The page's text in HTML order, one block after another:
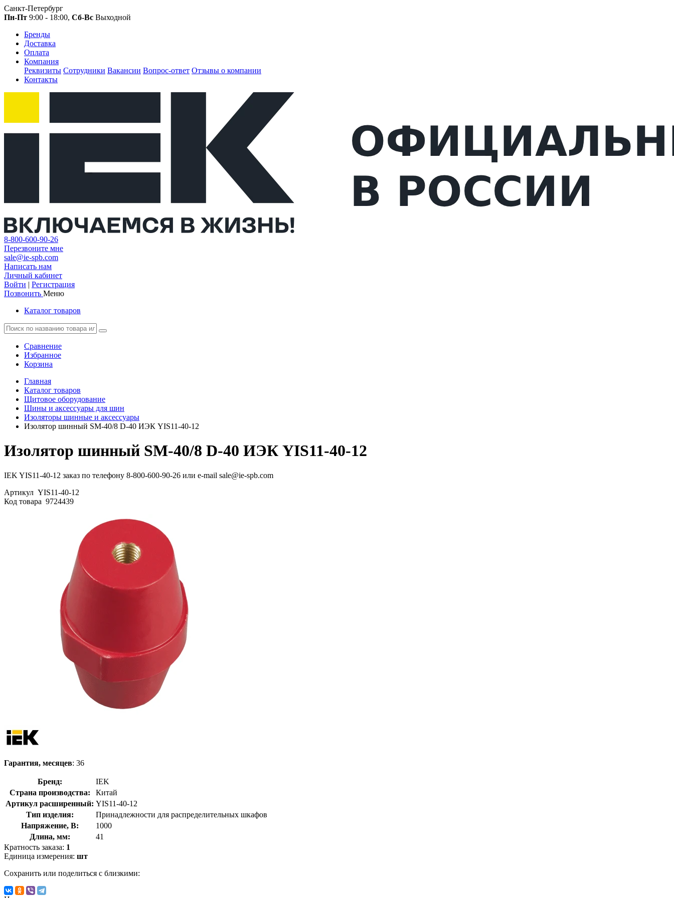
Санкт-Петербург
Пн-Пт 9:00 - 18:00, Сб-Вс Выходной
Бренды
Доставка
Оплата
Компания
Реквизиты Сотрудники Вакансии Вопрос-ответ Отзывы о компании
Контакты
8-800-600-90-26
Перезвоните мне
sale@ie-spb.com
Написать нам
Личный кабинет
Войти | Регистрация
Позвонить Меню
Каталог товаров
Сравнение
Избранное
Корзина
Главная
Каталог товаров
Щитовое оборудование
Шины и аксессуары для шин
Изоляторы шинные и аксессуары
Изолятор шинный SM-40/8 D-40 ИЭК YIS11-40-12
Изолятор шинный SM-40/8 D-40 ИЭК YIS11-40-12
IEK YIS11-40-12 заказ по телефону 8-800-600-90-26 или e-mail sale@ie-spb.com
Артикул YIS11-40-12
Код товара 9724439
Гарантия, месяцев: 36
Бренд:
IEK
Страна производства:
Китай
Артикул расширенный: YIS11-40-12
Тип изделия:
Принадлежности для распределительных шкафов
Напряжение, В:
1000
Длина, мм:
41
Кратность заказа: 1
Единица измерения: шт
Сохранить или поделиться с близкими: